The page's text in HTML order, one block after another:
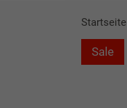
Startseite
Sale